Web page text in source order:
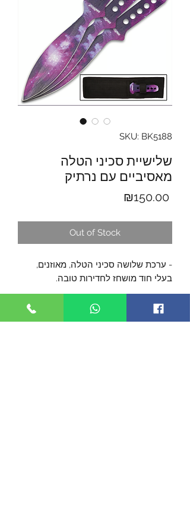
SKU: BK5188
שלישיית סכיני הטלה
מאסיביים עם נרתיק
₪150.00Price
Out of Stock
- ערכת שלושה סכיני הטלה, מאוזנים,
בעלי חוד מושחז לחדירות טובה.
- הסכינים במנויים מיחידת פלדת אל-חלד
אחת, עם קדחים בידית להפחתת המשקל.